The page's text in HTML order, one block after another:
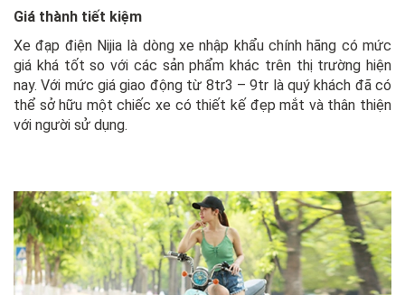
Giá thành tiết kiệm
Xe đạp điện Nijia là dòng xe nhập khẩu chính hãng có mức
giá khá tốt so với các sản phẩm khác trên thị trường hiện
nay. Với mức giá giao động từ 8tr3 – 9tr là quý khách đã có
thể sở hữu một chiếc xe có thiết kế đẹp mắt và thân thiện
với người sử dụng.